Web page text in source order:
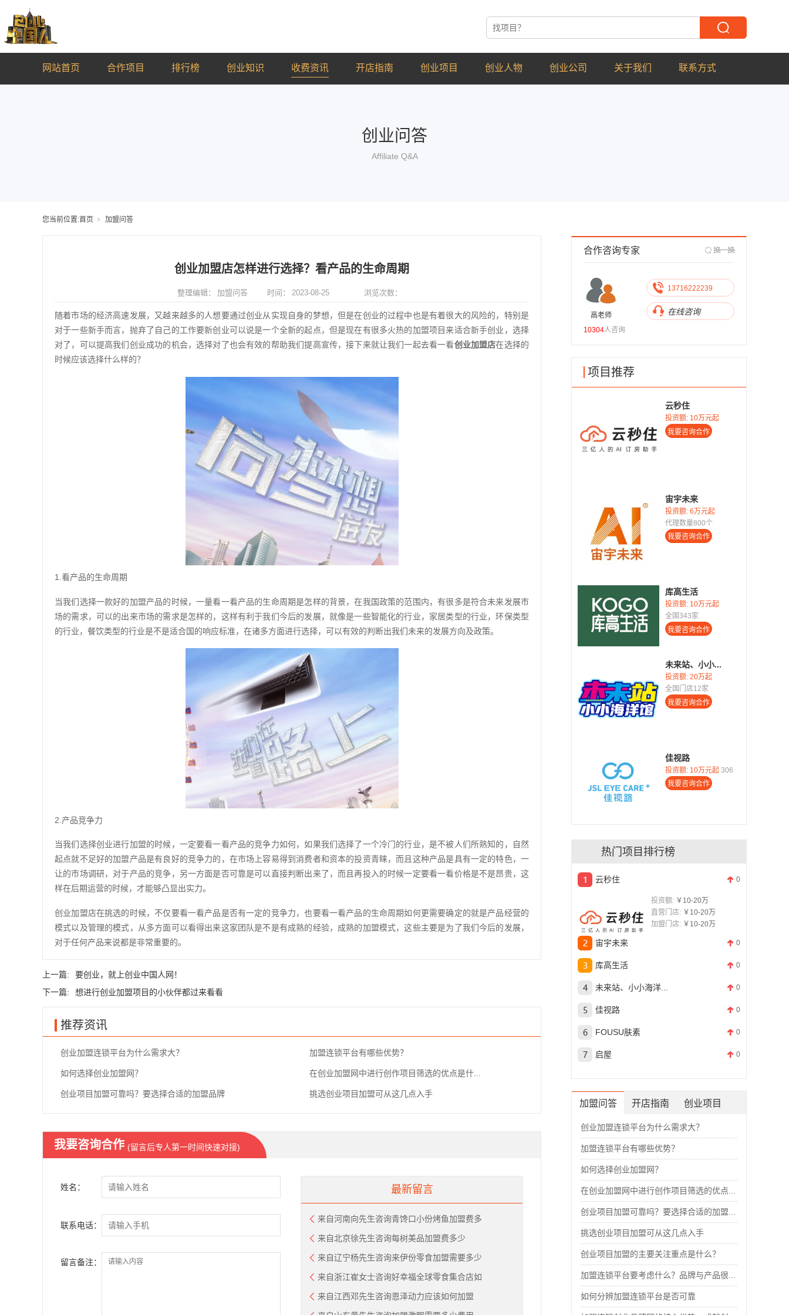
网站首页 合作项目 排行榜 创业知识 收费资讯 开店指南 创业项目 创业人物 创业公司 关于我们 联系方式
创业问答
Affiliate Q&A
您当前位置:首页 加盟问答
创业加盟店怎样进行选择？看产品的生命周期
整理编辑： 加盟问答 时间： 2023-08-25 浏览次数：
随着市场的经济高速发展，又越来越多的人想要通过创业从实现自身的梦想，但是在创业的过程中也是有着很大的风险的，特别是
对于一些新手而言，抛弃了自己的工作要新创业可以说是一个全新的起点，但是现在有很多火热的加盟项目来适合新手创业，选择
对了，可以提高我们创业成功的机会，选择对了也会有效的帮助我们提高宣传，接下来就让我们一起去看一看创业加盟店在选择的
时候应该选择什么样的？
1.看产品的生命周期
当我们选择一款好的加盟产品的时候，一量看一看产品的生命周期是怎样的背景，在我国政策的范围内，有很多是符合未来发展市
场的需求，可以的出来市场的需求是怎样的，这样有利于我们今后的发展，就像是一些智能化的行业，家居类型的行业，环保类型
的行业，餐饮类型的行业是不是适合国的响应标准，在诸多方面进行选择，可以有效的判断出我们未来的发展方向及政策。
2.产品竞争力
当我们选择创业进行加盟的时候，一定要看一看产品的竞争力如何，如果我们选择了一个冷门的行业，是不被人们所熟知的，自然
起点就不足好的加盟产品是有良好的竞争力的，在市场上容易得到消费者和资本的投资青睐，而且这种产品是具有一定的特色，一
让的市场调研，对于产品的竞争，另一方面是否可靠是可以直接判断出来了，而且再投入的时候一定要看一看价格是不是昂贵，这
样在后期运营的时候，才能够凸显出实力。
创业加盟店在挑选的时候，不仅要看一看产品是否有一定的竞争力，也要看一看产品的生命周期如何更需要确定的就是产品经营的
模式以及管理的模式，从多方面可以看得出来这家团队是不是有成熟的经验，成熟的加盟模式，这些主要是为了我们今后的发展，
对于任何产品来说都是非常重要的。
上一篇:
要创业，就上创业中国人网！
下一篇:
想进行创业加盟项目的小伙伴都过来看看
推荐资讯
创业加盟连锁平台为什么需求大？ 加盟连锁平台有哪些优势？
如何选择创业加盟网？ 在创业加盟网中进行创作项目筛选的优点是什...
创业项目加盟可靠吗？要选择合适的加盟品牌 挑选创业项目加盟可从这几点入手
我要咨询合作 (留言后专人第一时间快速对接)
姓名：
联系电话：
留言备注：
最新留言
来自河南向先生咨询青馋口小份烤鱼加盟费多
来自北京徐先生咨询每树美品加盟费多少
来自辽宁杨先生咨询来伊份零食加盟需要多少
来自浙江崔女士咨询好幸福全球零食集合店如
来自江西邓先生咨询恩泽动力应该如何加盟
合作咨询专家
熊老师
13716222239
在线咨询
9604 人咨询
袁老师
13716222239
在线咨询
13304人咨询
王老师 在线咨询
85621人咨询
高老师
13716222239
在线咨询
10304人咨询
项目推荐
云秒住
投资额: 10万元起
宙宇未来
投资额: 6万元起
代理数量800个
库高生活
投资额: 10万元起
全国343家
未来站、小小...
投资额: 20万起
全国门店12家
佳视路
投资额: 10万元起 306
热门项目排行榜
云秒住 0
投资额: ￥10-20万
直营门店: ￥10-20万
加盟门店: ￥10-20万
宙宇未来 0
库高生活 0
未来站、小小海洋... 0
佳视路 0
FOUSU肤素 0
启屋 0
加盟问答 开店指南 创业项目
创业加盟连锁平台为什么需求大？
加盟连锁平台有哪些优势？
如何选择创业加盟网？
在创业加盟网中进行创作项目筛选的优点...
创业项目加盟可靠吗？要选择合适的加盟...
挑选创业项目加盟可从这几点入手
创业项目加盟的主要关注重点是什么？
加盟连锁平台要考虑什么？品牌与产品很...
如何分辨加盟连锁平台是否可靠